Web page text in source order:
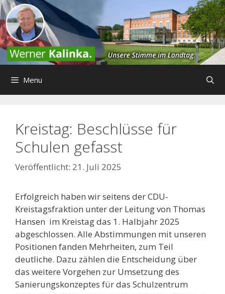
Zum
Inhalt
springen
Menu
Kreistag: Beschlüsse für
Schulen gefasst
21. Juli 2025
Erfolgreich haben wir seitens der CDU-
Kreistagsfraktion unter der Leitung von Thomas
Hansen im Kreistag das 1. Halbjahr 2025
abgeschlossen. Alle Abstimmungen mit unseren
Positionen fanden Mehrheiten, zum Teil
deutliche. Dazu zählen die Entscheidung über
das weitere Vorgehen zur Umsetzung des
Sanierungskonzeptes für das Schulzentrum